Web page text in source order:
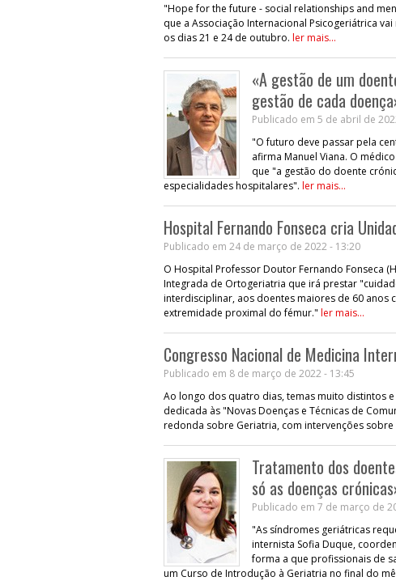
"Hope for the future - social relationships and
que a Associação Internacional Psicogeriátrica
os dias 21 e 24 de outubro. ler mais...
«A gestão de um
gestão de cada
Publicado em 5 de abril de
"O futuro deve passar pela
afirma Manuel Viana. O
que "a gestão do doente
especialidades hospitalares". ler mais...
Hospital Fernando Fonseca cria
Publicado em 24 de março de 2022 - 13:20
O Hospital Professor Doutor Fernando Fonseca
Integrada de Ortogeriatria que irá prestar
interdisciplinar, aos doentes maiores de 60
extremidade proximal do fémur." ler mais...
Congresso Nacional de Medicina
Publicado em 8 de março de 2022 - 13:45
Ao longo dos quatro dias, temas muito distintos
dedicada às "Novas Doenças e Técnicas de
redonda sobre Geriatria, com intervenções
Tratamento dos
só as doenças
Publicado em 7 de março de
"As síndromes geriátricas
internista Sofia Duque,
forma a que profissionais de
um Curso de Introdução à Geriatria no final do